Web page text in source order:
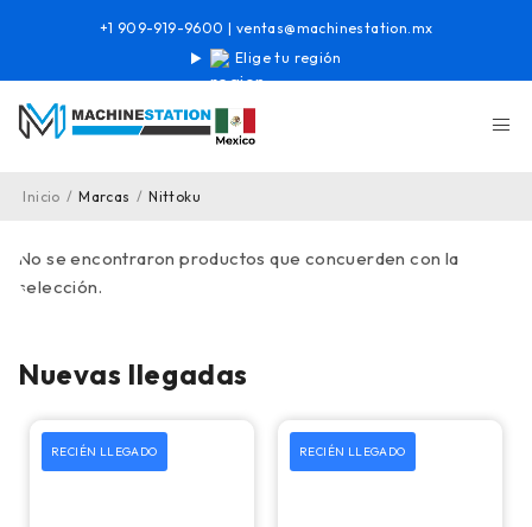
Elige tu región
+1 909-919-9600 | ventas@machinestation.mx
Inicio / Marcas / Nittoku
No se encontraron productos que concuerden con la
selección.
Nuevas llegadas
RECIÉN LLEGADO RECIÉN LLEGADO